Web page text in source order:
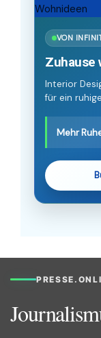
VON
Zuhause
Interior
für ein
Mehr